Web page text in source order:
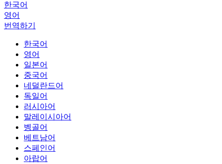
한국어
영어
번역하기
한국어
영어
일본어
중국어
네덜란드어
독일어
러시아어
말레이시아어
벵골어
베트남어
스페인어
아랍어